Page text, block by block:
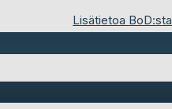
Lisätietoa BoD:sta